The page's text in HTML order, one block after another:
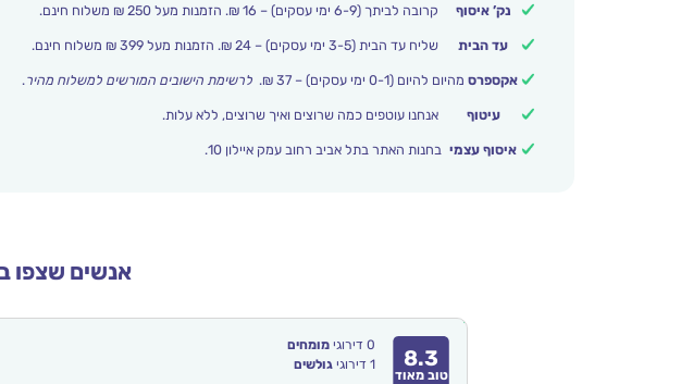
נק’ איסוף קרובה לביתך (6-9 ימי עסקים) – 16 ₪. הזמנות מעל 250 ₪ משלוח חינם.
עד הבית שליח עד הבית (3-5 ימי עסקים) – 24 ₪. הזמנות מעל 399 ₪ משלוח חינם.
אקספרס מהיום להיום (0-1 ימי עסקים) – 37 ₪. לרשימת הישובים המורשים למשלוח מהיר.
עיטוף אנחנו עוטפים כמה שרוצים ואיך שרוצים, ללא עלות.
איסוף עצמי בחנות האתר בתל אביב רחוב עמק איילון 10.
אנשים שצפו
8.3
טוב מאוד
0 דירוגימומחים
1 דירוגיגולשים